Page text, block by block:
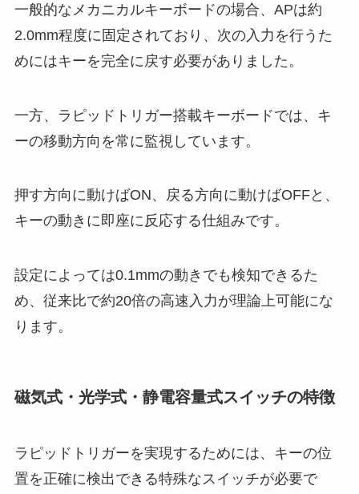
一般的なメカニカルキーボードの場合、APは約
2.0mm程度に固定されており、次の入力を行うた
めにはキーを完全に戻す必要がありました。
一方、ラピッドトリガー搭載キーボードでは、キ
ーの移動方向を常に監視しています。
押す方向に動けばON、戻る方向に動けばOFFと、
キーの動きに即座に反応する仕組みです。
設定によっては0.1mmの動きでも検知できるた
め、従来比で約20倍の高速入力が理論上可能にな
ります。
磁気式・光学式・静電容量式スイッチの特徴
ラピッドトリガーを実現するためには、キーの位
置を正確に検出できる特殊なスイッチが必要で